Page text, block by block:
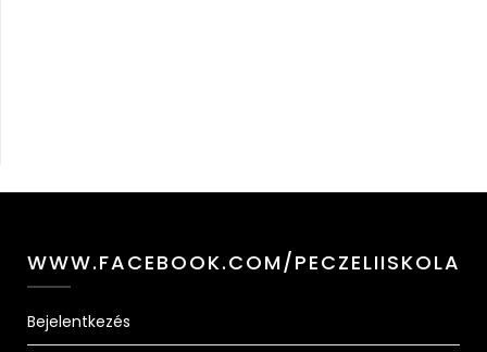
WWW.FACEBOOK.COM/PECZELIISKOLA
Bejelentkezés